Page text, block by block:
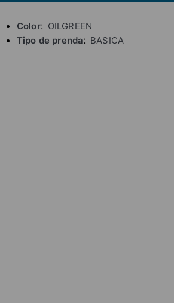
Color
OILGREEN
Tipo de prenda
BASICA